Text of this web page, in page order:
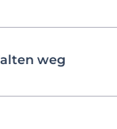
weg